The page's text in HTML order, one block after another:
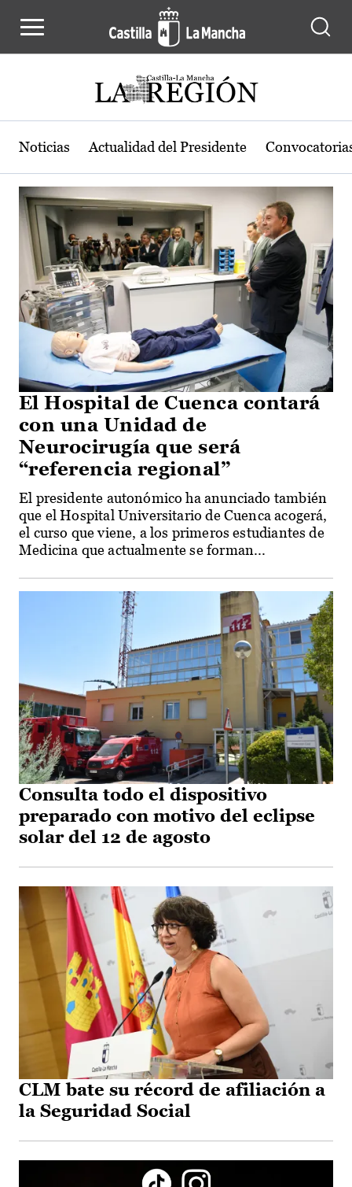
Actualidad de la región de Castilla-
Noticias Actualidad del Presidente
El Hospital de Cuenca contará
con una Unidad de
Neurocirugía que será
“referencia regional”
El presidente autonómico ha anunciado también
que el Hospital Universitario de Cuenca acogerá,
el curso que viene, a los primeros estudiantes de
Medicina que actualmente se forman...
Consulta todo el dispositivo
preparado con motivo del eclipse
solar del 12 de agosto
CLM bate su récord de afiliación a
la Seguridad Social